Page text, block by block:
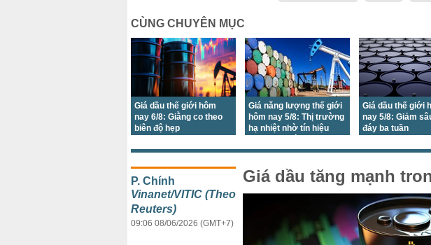
CÙNG CHUYÊN MỤC
Giá dầu thế giới hôm
nay 6/8: Giằng co theo
biên độ hẹp
Giá năng lượng thế giới
hôm nay 5/8: Thị trường
hạ nhiệt nhờ tín hiệu
Giá dầu thế giới
nay 5/8: Giảm
đáy ba tuần
Giá dầu tăng mạnh
P. Chính
Vinanet/VITIC (Theo
Reuters)
09:06 08/06/2026 (GMT+7)